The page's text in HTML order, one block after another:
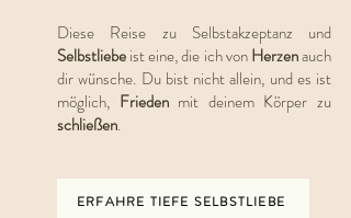
Diese Reise zu Selbstakzeptanz und
Selbstliebeist eine, die ich vonHerzenauch
dir wünsche. Du bist nicht allein, und es ist
möglich, Frieden mit deinem Körper zu
schließen.
ERFAHRE TIEFE SELBSTLIEBE